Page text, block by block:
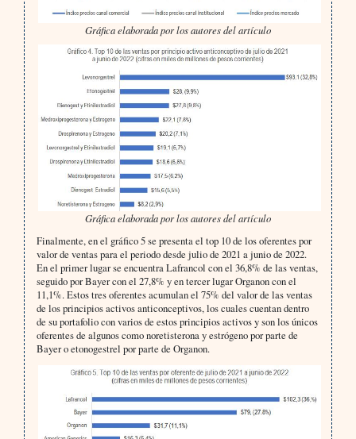
Gráfica elaborada por los autores del artículo
Gráfica elaborada por los autores del artículo
Finalmente, en el gráfico 5 se presenta el top 10 de los oferentes por
valor de ventas para el periodo desde julio de 2021 a junio de 2022.
En el primer lugar se encuentra Lafrancol con el 36,8% de las ventas,
seguido por Bayer con el 27,8% y en tercer lugar Organon con el
11,1%. Estos tres oferentes acumulan el 75% del valor de las ventas
de los principios activos anticonceptivos, los cuales cuentan dentro
de su portafolio con varios de estos principios activos y son los únicos
oferentes de algunos como noretisterona y estrógeno por parte de
Bayer o etonogestrel por parte de Organon.